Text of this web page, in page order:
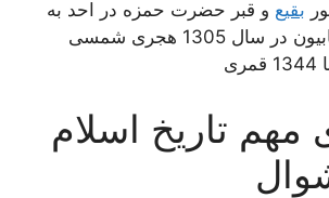
بقیع و قبر حضرت حمزه در احد به
دست وهابیون در سال 1305 هجری شمسی
تاریخ اسلام